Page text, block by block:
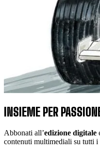
INSIEME PER
Abbonati all’edizione digitale
contenuti multimediali su tutti